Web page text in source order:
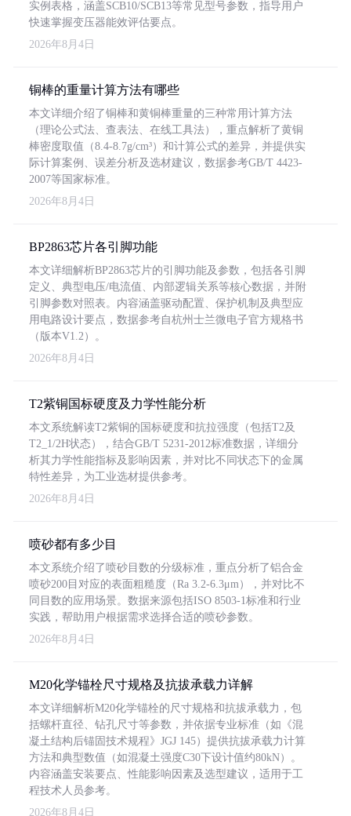
实例表格，涵盖SCB10/SCB13等常见型号参数，指导用户
快速掌握变压器能效评估要点。
2026年8月4日
铜棒的重量计算方法有哪些
本文详细介绍了铜棒和黄铜棒重量的三种常用计算方法
（理论公式法、查表法、在线工具法），重点解析了黄铜
棒密度取值（8.4-8.7g/cm³）和计算公式的差异，并提供实
际计算案例、误差分析及选材建议，数据参考GB/T 4423-
2007等国家标准。
2026年8月4日
BP2863芯片各引脚功能
本文详细解析BP2863芯片的引脚功能及参数，包括各引脚
定义、典型电压/电流值、内部逻辑关系等核心数据，并附
引脚参数对照表。内容涵盖驱动配置、保护机制及典型应
用电路设计要点，数据参考自杭州士兰微电子官方规格书
（版本V1.2）。
2026年8月4日
T2紫铜国标硬度及力学性能分析
本文系统解读T2紫铜的国标硬度和抗拉强度（包括T2及
T2_1/2H状态），结合GB/T 5231-2012标准数据，详细分
析其力学性能指标及影响因素，并对比不同状态下的金属
特性差异，为工业选材提供参考。
2026年8月4日
喷砂都有多少目
本文系统介绍了喷砂目数的分级标准，重点分析了铝合金
喷砂200目对应的表面粗糙度（Ra 3.2-6.3μm），并对比不
同目数的应用场景。数据来源包括ISO 8503-1标准和行业
实践，帮助用户根据需求选择合适的喷砂参数。
2026年8月4日
M20化学锚栓尺寸规格及抗拔承载力详解
本文详细解析M20化学锚栓的尺寸规格和抗拔承载力，包
括螺杆直径、钻孔尺寸等参数，并依据专业标准（如《混
凝土结构后锚固技术规程》JGJ 145）提供抗拔承载力计算
方法和典型数值（如混凝土强度C30下设计值约80kN）。
内容涵盖安装要点、性能影响因素及选型建议，适用于工
程技术人员参考。
2026年8月4日